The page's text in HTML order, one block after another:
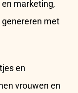
marketing,
met
en
vrouwen en